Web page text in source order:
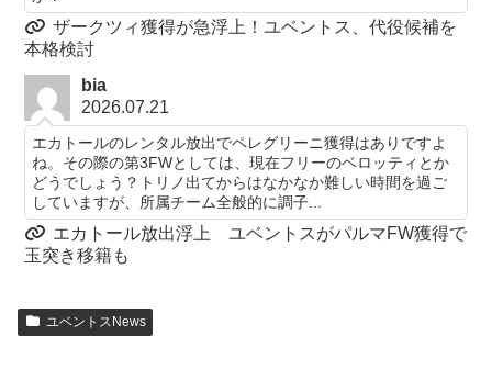
ザークツィ獲得が急浮上！ユベントス、代役候補を
本格検討
bia
2026.07.21
エカトールのレンタル放出でペレグリーニ獲得はありですよ
ね。その際の第3FWとしては、現在フリーのベロッティとか
どうでしょう？トリノ出てからはなかなか難しい時間を過ご
していますが、所属チーム全般的に調子...
エカトール放出浮上 ユベントスがパルマFW獲得で
玉突き移籍も
ユベントスNews